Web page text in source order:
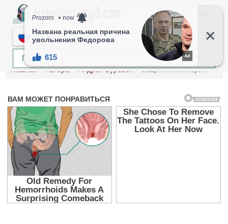
МЕНЮ
RU
Главная Авторы Андрей Буревой Защитник Империи